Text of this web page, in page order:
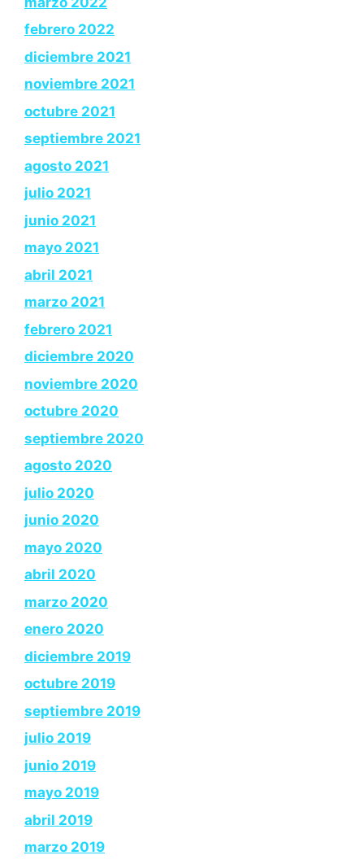
febrero 2022
diciembre 2021
noviembre 2021
octubre 2021
septiembre 2021
agosto 2021
julio 2021
junio 2021
mayo 2021
abril 2021
marzo 2021
febrero 2021
diciembre 2020
noviembre 2020
octubre 2020
septiembre 2020
agosto 2020
julio 2020
junio 2020
mayo 2020
abril 2020
marzo 2020
enero 2020
diciembre 2019
octubre 2019
septiembre 2019
julio 2019
junio 2019
mayo 2019
abril 2019
marzo 2019